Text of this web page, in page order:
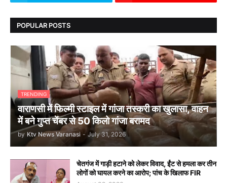
POPULAR POSTS
TRENDING
वाराणसी में फिल्मी स्टाइल में गांजा तस्करी का खुलासा, वाहन
में बने गुप्त चेंबर से 50 किलो गांजा बरामद
by Ktv News Varanasi - July 31, 2026
चेतगंज में गाड़ी हटाने को लेकर विवाद, ईंट से हमला कर तीन
लोगों को घायल करने का आरोप; पांच के खिलाफ FIR